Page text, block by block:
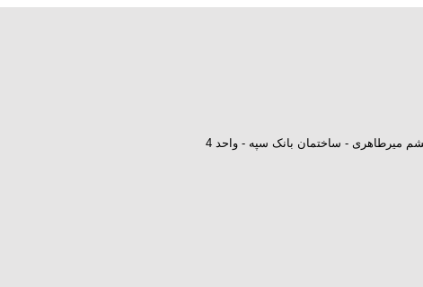
میرطاهری - ساختمان بانک سپه - واحد 4